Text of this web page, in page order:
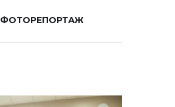
ФОТОРЕПОРТАЖ